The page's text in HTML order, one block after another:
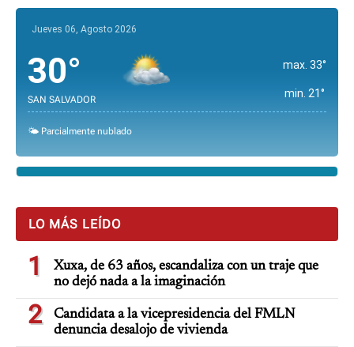
Jueves 06, Agosto 2026
30°
SAN SALVADOR
max. 33°
min. 21°
🌤️ Parcialmente nublado
LO MÁS LEÍDO
1
Xuxa, de 63 años, escandaliza con un traje que
no dejó nada a la imaginación
2
Candidata a la vicepresidencia del FMLN
denuncia desalojo de vivienda